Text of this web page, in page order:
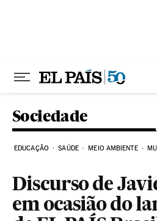
Sociedade
EDUCAÇÃO SAÚDE MEIO AMBIENTE
Discurso de
em ocasião do